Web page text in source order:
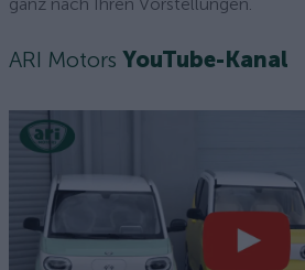
ARI Motors YouTube-Kanal